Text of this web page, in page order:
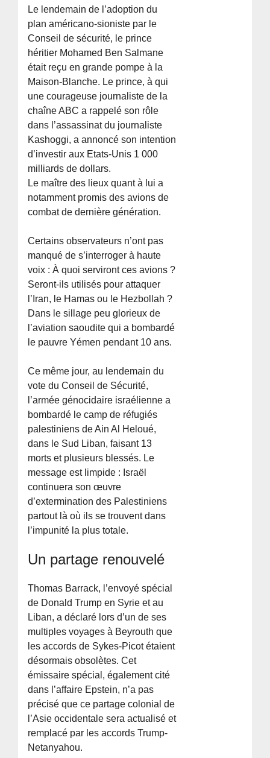
Le lendemain de l’adoption du
plan américano-sioniste par le
Conseil de sécurité, le prince
héritier Mohamed Ben Salmane
était reçu en grande pompe à la
Maison-Blanche. Le prince, à qui
une courageuse journaliste de la
chaîne ABC a rappelé son rôle
dans l’assassinat du journaliste
Kashoggi, a annoncé son intention
d’investir aux Etats-Unis 1 000
milliards de dollars.
Le maître des lieux quant à lui a
notamment promis des avions de
combat de dernière génération.
Certains observateurs n’ont pas
manqué de s’interroger à haute
voix : À quoi serviront ces avions ?
Seront-ils utilisés pour attaquer
l’Iran, le Hamas ou le Hezbollah ?
Dans le sillage peu glorieux de
l’aviation saoudite qui a bombardé
le pauvre Yémen pendant 10 ans.
Ce même jour, au lendemain du
vote du Conseil de Sécurité,
l’armée génocidaire israélienne a
bombardé le camp de réfugiés
palestiniens de Ain Al Heloué,
dans le Sud Liban, faisant 13
morts et plusieurs blessés. Le
message est limpide : Israël
continuera son œuvre
d’extermination des Palestiniens
partout là où ils se trouvent dans
l’impunité la plus totale.
Un partage renouvelé
Thomas Barrack, l’envoyé spécial
de Donald Trump en Syrie et au
Liban, a déclaré lors d’un de ses
multiples voyages à Beyrouth que
les accords de Sykes-Picot étaient
désormais obsolètes. Cet
émissaire spécial, également cité
dans l’affaire Epstein, n’a pas
précisé que ce partage colonial de
l’Asie occidentale sera actualisé et
remplacé par les accords Trump-
Netanyahou.